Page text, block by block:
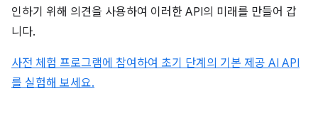
인하기 위해 의견을 사용하여 이러한 API의 미래를 만들어 갑
니다.
사전 체험 프로그램에 참여하여 초기 단계의 기본 제공 AI API
를 실험해 보세요.